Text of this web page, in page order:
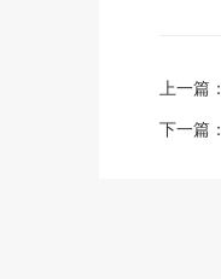
上一篇：
下一篇：